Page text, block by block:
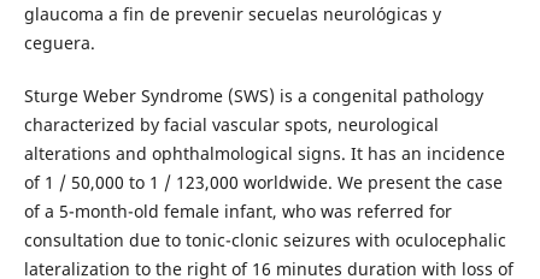
glaucoma a fin de prevenir secuelas neurológicas y
ceguera.
Sturge Weber Syndrome (SWS) is a congenital pathology
characterized by facial vascular spots, neurological
alterations and ophthalmological signs. It has an incidence
of 1 / 50,000 to 1 / 123,000 worldwide. We present the case
of a 5-month-old female infant, who was referred for
consultation due to tonic-clonic seizures with oculocephalic
lateralization to the right of 16 minutes duration with loss of